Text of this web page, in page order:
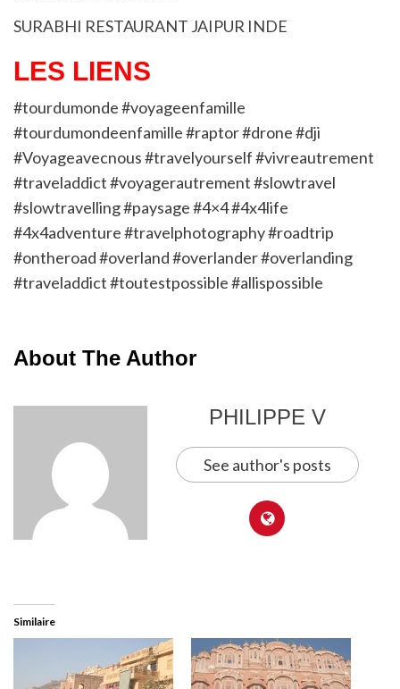
SURABHI RESTAURANT JAIPUR INDE
LES LIENS
#tourdumonde #voyageenfamille
#tourdumondeenfamille #raptor #drone #dji
#Voyageavecnous #travelyourself #vivreautrement
#traveladdict #voyagerautrement #slowtravel
#slowtravelling #paysage #4×4 #4x4life
#4x4adventure #travelphotography #roadtrip
#ontheroad #overland #overlander #overlanding
#traveladdict #toutestpossible #allispossible
About The Author
PHILIPPE V
See author's posts
Similaire